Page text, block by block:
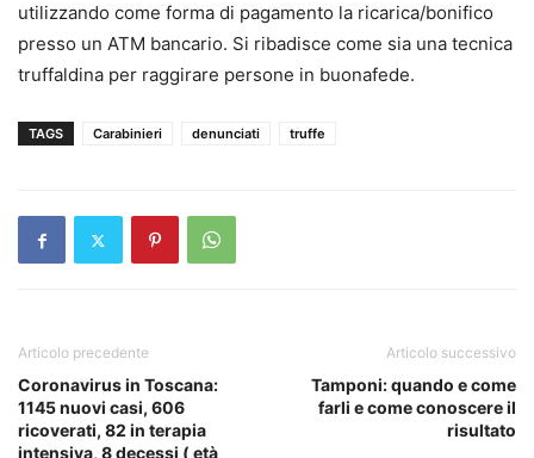
utilizzando come forma di pagamento la ricarica/bonifico
presso un ATM bancario. Si ribadisce come sia una tecnica
truffaldina per raggirare persone in buonafede.
TAGS Carabinieri denunciati truffe
Articolo precedente
Coronavirus in Toscana:
1145 nuovi casi, 606
ricoverati, 82 in terapia
intensiva, 8 decessi ( età
Articolo successivo
Tamponi: quando e come
farli e come conoscere il
risultato